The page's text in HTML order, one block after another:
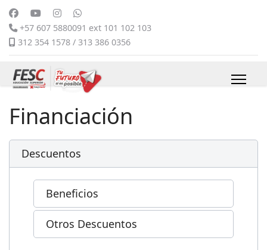
+57 607 5880091 ext 101 102 103
312 354 1578 / 313 386 0356
Financiación
Descuentos
Beneficios
Otros Descuentos